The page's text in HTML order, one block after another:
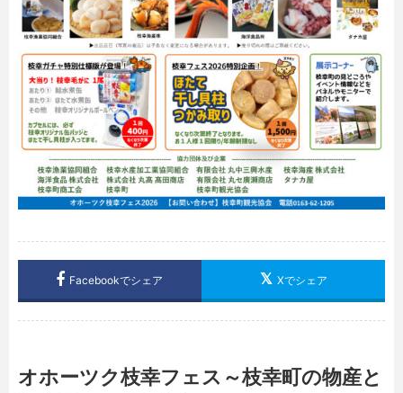
Facebookでシェア Xでシェア
オホーツク枝幸フェス～枝幸町の物産と